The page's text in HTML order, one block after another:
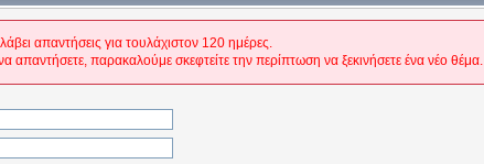
απαντήσεις για τουλάχιστον 120 ημέρες.
να απαντήσετε, παρακαλούμε σκεφτείτε την περίπτωση να ξεκινήσετε ένα νέο θέμα.